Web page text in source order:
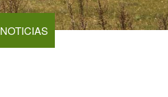
NOTICIAS